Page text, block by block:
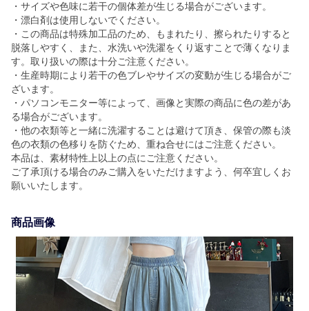
・サイズや色味に若干の個体差が生じる場合がございます。
・漂白剤は使用しないでください。
・この商品は特殊加工品のため、もまれたり、擦られたりすると
脱落しやすく、また、水洗いや洗濯をくり返すことで薄くなりま
す。取り扱いの際は十分ご注意ください。
・生産時期により若干の色ブレやサイズの変動が生じる場合がご
ざいます。
・パソコンモニター等によって、画像と実際の商品に色の差があ
る場合がございます。
・他の衣類等と一緒に洗濯することは避けて頂き、保管の際も淡
色の衣類の色移りを防ぐため、重ね合せにはご注意ください。
本品は、素材特性上以上の点にご注意ください。
ご了承頂ける場合のみご購入をいただけますよう、何卒宜しくお
願いいたします。
商品画像